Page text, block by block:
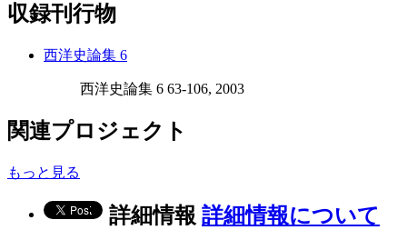
収録刊行物
西洋史論集 6
西洋史論集 6 63-106, 2003
関連プロジェクト
もっと見る
詳細情報 詳細情報について